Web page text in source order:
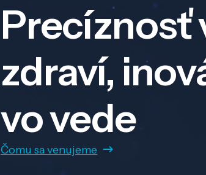
Precíznosť
zdraví,
vo vede
Čomu sa venujeme